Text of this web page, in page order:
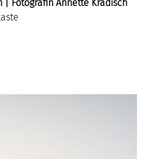
| Fotografin Annette Kradisch